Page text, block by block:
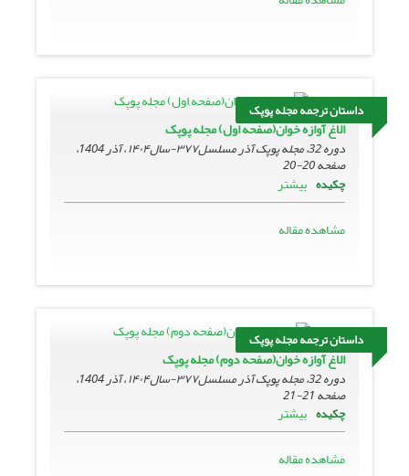
داستان ترجمه مجله پوپک
الاغ آوازه خوان(صفحه اول) مجله پوپک
دوره 32، مجله پوپک آذر مسلسل۳۷۷-سال۱۴۰۴ ، آذر 1404،
صفحه20-20
چکیده بیشتر
مشاهده مقاله
داستان ترجمه مجله پوپک
الاغ آوازه خوان(صفحه دوم) مجله پوپک
دوره 32، مجله پوپک آذر مسلسل۳۷۷-سال۱۴۰۴ ، آذر 1404،
صفحه21-21
چکیده بیشتر
مشاهده مقاله